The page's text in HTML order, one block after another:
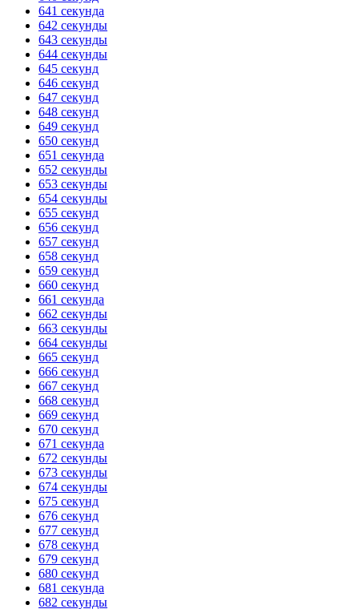
641 секунда
642 секунды
643 секунды
644 секунды
645 секунд
646 секунд
647 секунд
648 секунд
649 секунд
650 секунд
651 секунда
652 секунды
653 секунды
654 секунды
655 секунд
656 секунд
657 секунд
658 секунд
659 секунд
660 секунд
661 секунда
662 секунды
663 секунды
664 секунды
665 секунд
666 секунд
667 секунд
668 секунд
669 секунд
670 секунд
671 секунда
672 секунды
673 секунды
674 секунды
675 секунд
676 секунд
677 секунд
678 секунд
679 секунд
680 секунд
681 секунда
682 секунды